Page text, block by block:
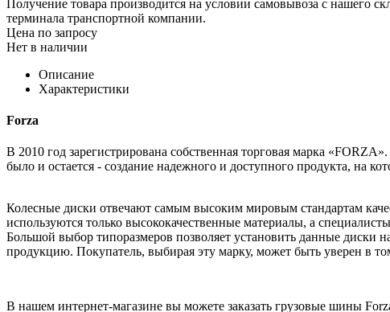
Получение товара производится на условии самовывоза с нашего
терминала транспортной компании.
Цена по запросу
Нет в наличии
Описание
Характеристики
Forza
В 2010 год зарегистрирована собственная торговая марка
было и остается - создание надежного и доступного продукта, на
Колесные диски отвечают самым высоким мировым стандартам
используются только высококачественные материалы, а
Большой выбор типоразмеров позволяет установить данные диски
продукцию. Покупатель, выбирая эту марку, может быть уверен в
В нашем интернет-магазине вы можете заказать грузовые шины